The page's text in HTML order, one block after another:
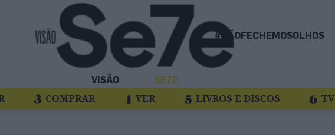
#NÃOFECHEMOSOLHOS
VISÃO SE7E
COMPRAR VER LIVROS E DISCOS TV